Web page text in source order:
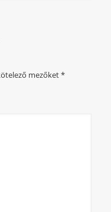
mezőket*